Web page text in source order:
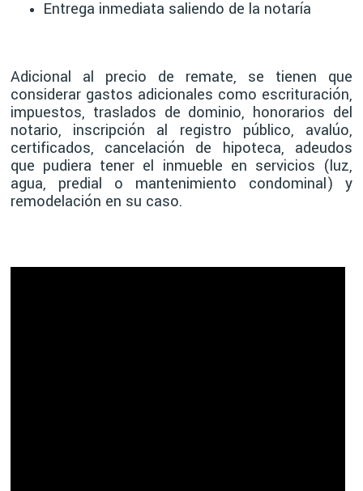
Entrega inmediata saliendo de la notaría
Adicional al precio de remate, se tienen que
considerar gastos adicionales como escrituración,
impuestos, traslados de dominio, honorarios del
notario, inscripción al registro público, avalúo,
certificados, cancelación de hipoteca, adeudos
que pudiera tener el inmueble en servicios (luz,
agua, predial o mantenimiento condominal) y
remodelación en su caso.